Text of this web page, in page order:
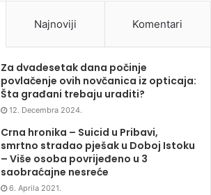
Najnoviji Komentari
Za dvadesetak dana počinje
povlačenje ovih novčanica iz opticaja:
Šta građani trebaju uraditi?
12. Decembra 2024.
Crna hronika – Suicid u Pribavi,
smrtno stradao pješak u Doboj Istoku
– Više osoba povrijeđeno u 3
saobraćajne nesreće
6. Aprila 2021.